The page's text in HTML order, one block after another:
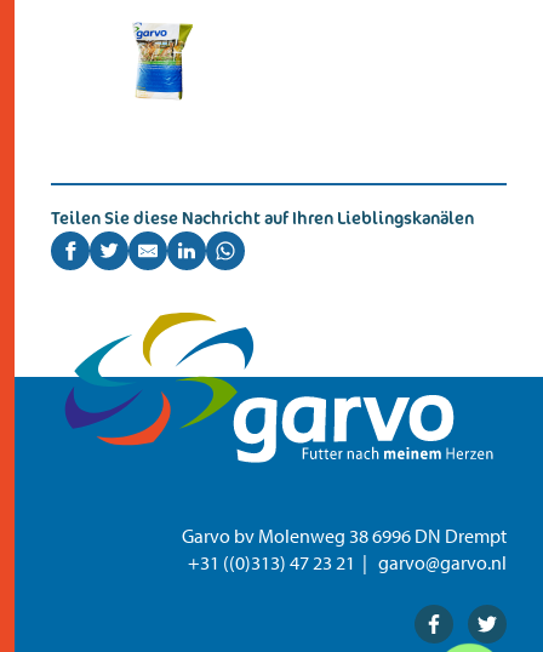
geschäfte
neuigkeiten
Teilen Sie diese Nachricht auf Ihren Lieblingskanälen
Garvo bv Molenweg 38 6996 DN Drempt
+31 ((0)313) 47 23 21
garvo@garvo.nl
FacebookTwitter